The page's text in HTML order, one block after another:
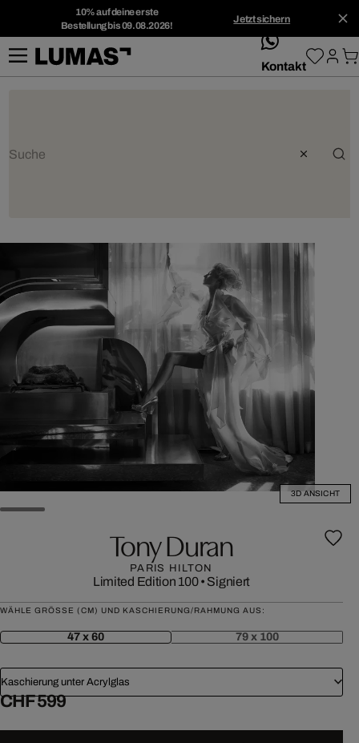
10% auf deine erste
Bestellung bis 09.08.2026!
Jetzt sichern
whatsApp
Kontakt
3D ANSICHT
Tony Duran
PARIS HILTON
Limited Edition 100• Signiert
WÄHLE GRÖSSE (CM) UND KASCHIERUNG/RAHMUNG AUS:
47 x 60 79 x 100
Kaschierung unter Acrylglas
CHF 599